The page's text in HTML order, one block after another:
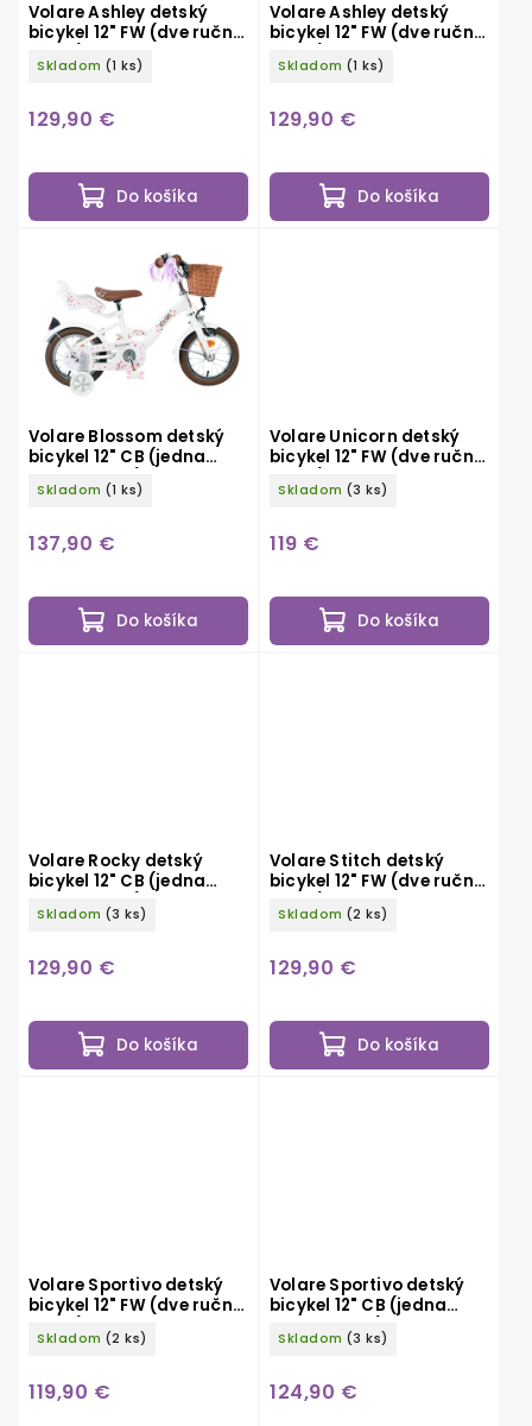
Volare Ashley detský
bicykel 12" FW (dve ručné
brzdy), ružový
Skladom (1 ks)
129,90 €
Do košíka
Volare Ashley detský
bicykel 12" FW (dve ručné
brzdy) krémový
Skladom (1 ks)
129,90 €
Do košíka
Volare Blossom detský
bicykel 12" CB (jedna
ručná brzda), biely
Skladom (1 ks)
137,90 €
Do košíka
Volare Unicorn detský
bicykel 12" FW (dve ručné
brzdy), ružový
Skladom (3 ks)
119 €
Do košíka
Volare Rocky detský
bicykel 12" CB (jedna
ručná brzda), zelený
Skladom (3 ks)
129,90 €
Do košíka
Volare Stitch detský
bicykel 12" FW (dve ručné
Skladom (2 ks)
129,90 €
Do košíka
Volare Sportivo detský
bicykel 12" FW (dve ručné
brzdy), modrý
Skladom (2 ks)
119,90 €
Volare Sportivo detský
bicykel 12" CB (jedna
ručná brzda), green
black
Skladom (3 ks)
124,90 €